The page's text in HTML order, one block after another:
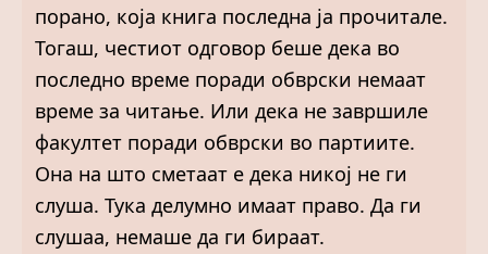
порано, која книга последна ја прочитале.
Тогаш, честиот одговор беше дека во
последно време поради обврски немаат
време за читање. Или дека не завршиле
факултет поради обврски во партиите.
Она на што сметаат е дека никој не ги
слуша. Тука делумно имаат право. Да ги
слушаа, немаше да ги бираат.